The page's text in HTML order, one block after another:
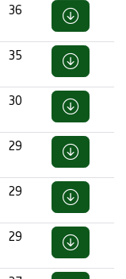
36
35
30
29
29
29